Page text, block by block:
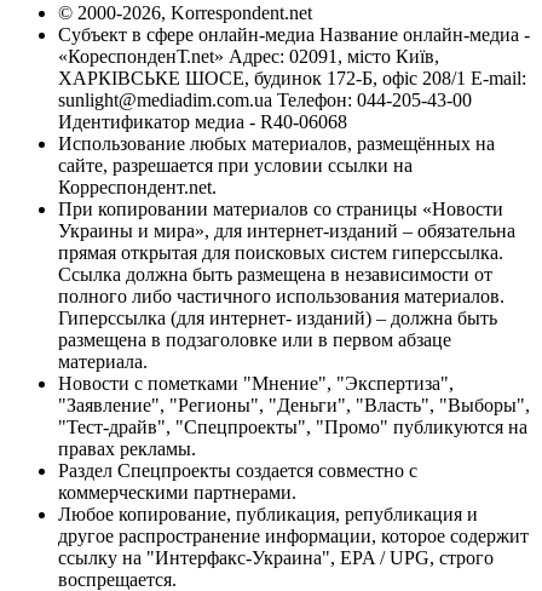
© 2000-2026, Korrespondent.net
Субъект в сфере онлайн-медиа Название онлайн-медиа -
«КореспонденТ.net» Адрес: 02091, місто Київ,
ХАРКІВСЬКЕ ШОСЕ, будинок 172-Б, офіс 208/1 E-mail:
sunlight@mediadim.com.ua Телефон: 044-205-43-00
Идентификатор медиа - R40-06068
Использование любых материалов, размещённых на
сайте, разрешается при условии ссылки на
Корреспондент.net.
При копировании материалов со страницы «Новости
Украины и мира», для интернет-изданий – обязательна
прямая открытая для поисковых систем гиперссылка.
Ссылка должна быть размещена в независимости от
полного либо частичного использования материалов.
Гиперссылка (для интернет- изданий) – должна быть
размещена в подзаголовке или в первом абзаце
материала.
Новости с пометками "Мнение", "Экспертиза",
"Заявление", "Регионы", "Деньги", "Власть", "Выборы",
"Тест-драйв", "Спецпроекты", "Промо" публикуются на
правах рекламы.
Раздел Спецпроекты создается совместно с
коммерческими партнерами.
Любое копирование, публикация, републикация и
другое распространение информации, которое содержит
ссылку на "Интерфакс-Украина", EPA / UPG, строго
воспрещается.